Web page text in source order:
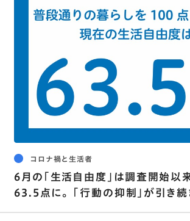
コロナ禍と生活者
6月の｢生活自由度｣は調査開始以
63.5点に。 ｢行動の抑制｣が引き続